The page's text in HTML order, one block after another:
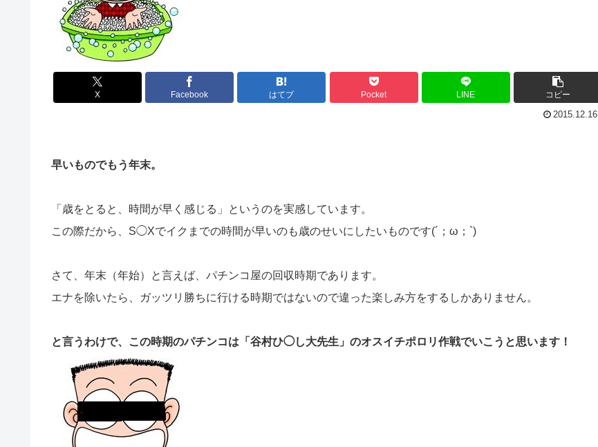
X Facebook はてブ Pocket LINE コピー
2015.12.16
早いものでもう年末。
「歳をとると、時間が早く感じる」というのを実感しています。
この際だから、S◯Xでイクまでの時間が早いのも歳のせいにしたいものです(´；ω；`)
さて、年末（年始）と言えば、パチンコ屋の回収時期であります。
エナを除いたら、ガッツリ勝ちに行ける時期ではないので違った楽しみ方をするしかありません。
と言うわけで、この時期のパチンコは「谷村ひ◯し大先生」のオスイチポロリ作戦でいこうと思います！